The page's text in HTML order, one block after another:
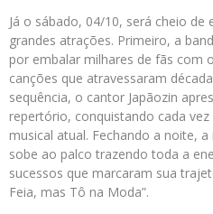
Já o sábado, 04/10, será cheio
grandes atrações. Primeiro, a
por embalar milhares de fãs com
canções que atravessaram
sequência, o cantor Japãozin
repertório, conquistando cada
musical atual. Fechando a noite,
sobe ao palco trazendo toda a
sucessos que marcaram sua
Feia, mas Tô na Moda”.